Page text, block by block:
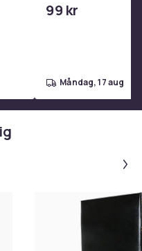
99 kr
måndag, 17 aug